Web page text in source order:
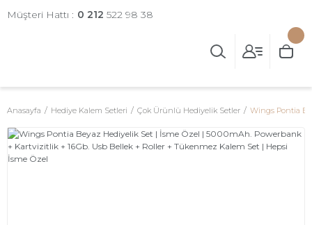
Müşteri Hattı : 0 212 522 98 38
Anasayfa Hediye Kalem Setleri Çok Ürünlü Hediyelik Setler Wings Pontia